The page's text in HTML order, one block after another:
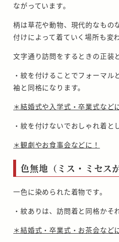
ながっています。
柄は草花や動物、現代的なもの
付けによって着ていく場所も変
文字通り訪問をするときの正装
・紋を付けることでフォーマル
袖と同格になります。
＊結婚式や入学式・卒業式など
・紋を付けないでおしゃれ着と
＊観劇やお食事会などに！
色無地（ミス・ミセス
一色に染められた着物です。
・紋ありは、訪問着と同格かそ
＊結婚式・卒業式・お茶会など